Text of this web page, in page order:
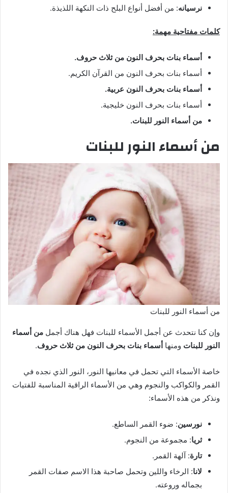
نرسيانه: من أفضل أنواع البلح ذات النكهة اللذيذة.
كلمات مفتاحية مهمة:
أسماء بنات بحرف النون من ثلاث حروف.
أسماء بنات بحرف النون من القرآن الكريم.
أسماء بنات بحرف النون عربية.
أسماء بنات بحرف النون خليجية.
من أسماء النور للبنات.
من أسماء النور للبنات
من أسماء النور للبنات
وإن كنا نتحدث عن أجمل الأسماء للبنات فهل هناك أجمل من أسماء
النور للبنات ومنها أسماء بنات بحرف النون من ثلاث حروف.
خاصة الأسماء التي تحمل في معانيها النور، النور الذي نجده في
القمر والكواكب والنجوم وهي من الأسماء الراقية المناسبة للفتيات
ونذكر من هذه الأسماء:
نورسين: ضوء القمر الساطع.
ثريا: مجموعة من النجوم.
تارة: آلهة القمر.
لانا: الرخاء واللين وتحمل صاحبة هذا الاسم صفات القمر
بجماله وروعته.